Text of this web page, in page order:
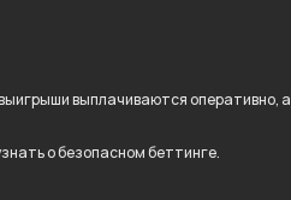
выплачиваются оперативно, а
о безопасном беттинге.